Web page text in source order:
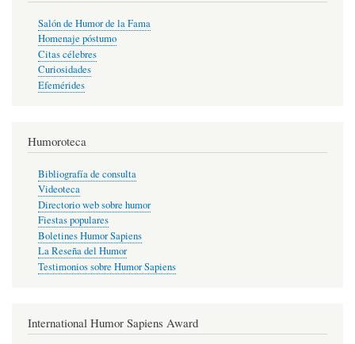
Salón de Humor de la Fama
Homenaje póstumo
Citas célebres
Curiosidades
Efemérides
Humoroteca
Bibliografía de consulta
Videoteca
Directorio web sobre humor
Fiestas populares
Boletines Humor Sapiens
La Reseña del Humor
Testimonios sobre Humor Sapiens
International Humor Sapiens Award